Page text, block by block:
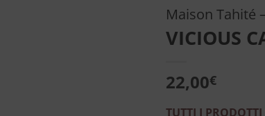
Maison Tahité
VICIOUS
22,00€
TUTTI I